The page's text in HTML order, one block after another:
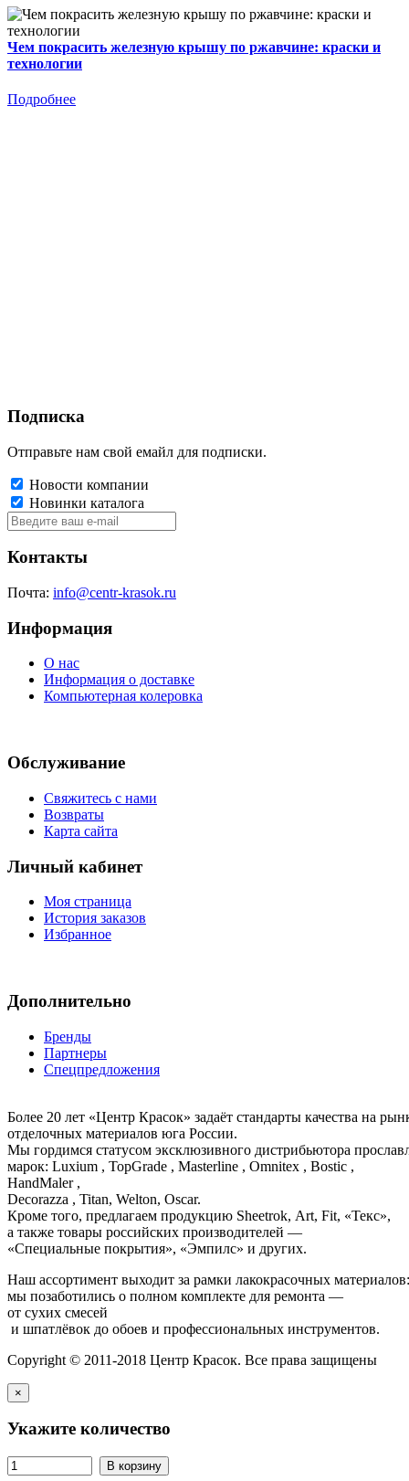
Чем покрасить железную крышу по ржавчине: краски и
технологии
Подробнее
Подписка
Отправьте нам свой емайл для подписки.
Новости компании
Новинки каталога
Контакты
Почта: info@centr-krasok.ru
Информация
О нас
Информация о доставке
Компьютерная колеровка
Обслуживание
Свяжитесь с нами
Возвраты
Карта сайта
Личный кабинет
Моя страница
История заказов
Избранное
Дополнительно
Бренды
Партнеры
Спецпредложения
Более 20 лет «Центр Красок» задаёт стандарты качества на
отделочных материалов юга России.
Мы гордимся статусом эксклюзивного дистрибьютора
марок: Luxium , TopGrade , Masterline , Omnitex , Bostic ,
HandMaler ,
Decorazza , Titan, Welton, Oscar.
Кроме того, предлагаем продукцию Sheetrok, Art, Fit, «Текс»,
а также товары российских производителей —
«Специальные покрытия», «Эмпилс» и других.
Наш ассортимент выходит за рамки лакокрасочных
мы позаботились о полном комплекте для ремонта —
от сухих смесей
и шпатлёвок до обоев и профессиональных инструментов.
Copyright © 2011-2018 Центр Красок. Все права защищены
×
Укажите количество
В корзину